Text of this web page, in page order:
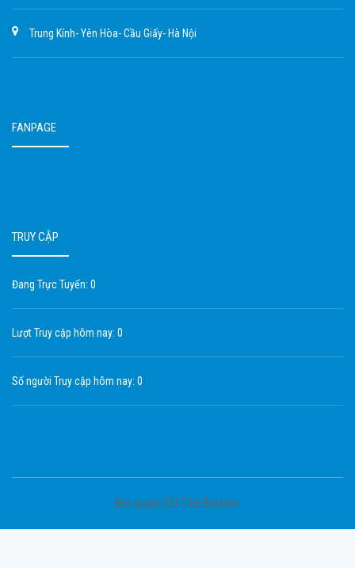
Trung Kính- Yên Hòa- Cầu Giấy- Hà Nội
FANPAGE
TRUY CẬP
Đang Trực Tuyến: 0
Lượt Truy cập hôm nay: 0
Số người Truy cập hôm nay: 0
Bản quyền 2017 Bới Beboihc